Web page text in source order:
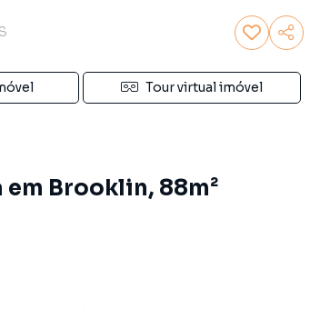
Tour virtual imóvel
Brooklin, 88m²